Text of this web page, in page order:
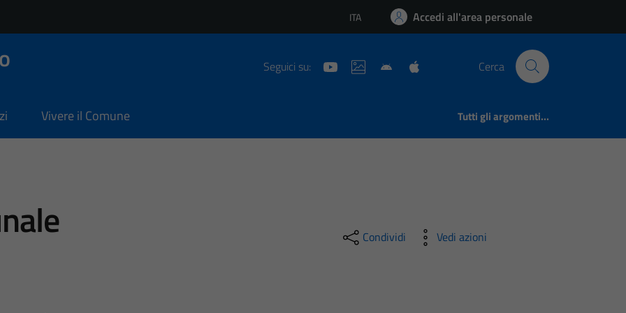
Lingua attiva:
ITA Accedi all'area personale
Seguici su: Cerca
Vivere il Comune Tutti gli argomenti...
Condividi Vedi azioni